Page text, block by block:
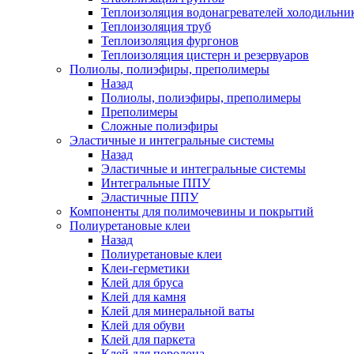
Теплоизоляция водонагревателей
Теплоизоляция труб
Теплоизоляция фургонов
Теплоизоляция цистерн и резервуаров
Полиолы, полиэфиры, преполимеры
Назад
Полиолы, полиэфиры, преполимеры
Преполимеры
Сложные полиэфиры
Эластичные и интегральные системы
Назад
Эластичные и интегральные системы
Интегральные ППУ
Эластичные ППУ
Компоненты для полимочевины и покрытий
Полиуретановые клеи
Назад
Полиуретановые клеи
Клеи-герметики
Клей для бруса
Клей для камня
Клей для минеральной ваты
Клей для обуви
Клей для паркета